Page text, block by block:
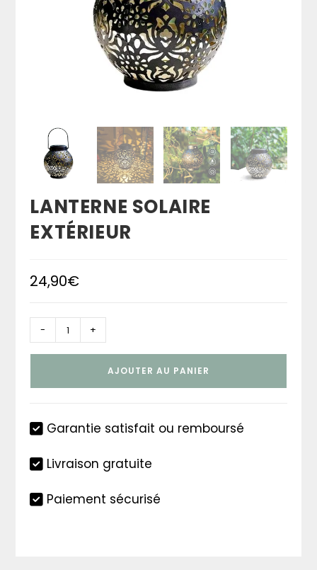
LANTERNE SOLAIRE
EXTÉRIEUR
24,90€
quantité
de
- +
AJOUTER AU PANIER
Garantie satisfait ou remboursé
Livraison gratuite
Paiement sécurisé